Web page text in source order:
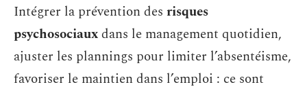
Intégrer la prévention des risques
psychosociauxdans le management quotidien,
ajuster les plannings pour limiter l’absentéisme,
favoriser le maintien dans l’emploi : ce sont